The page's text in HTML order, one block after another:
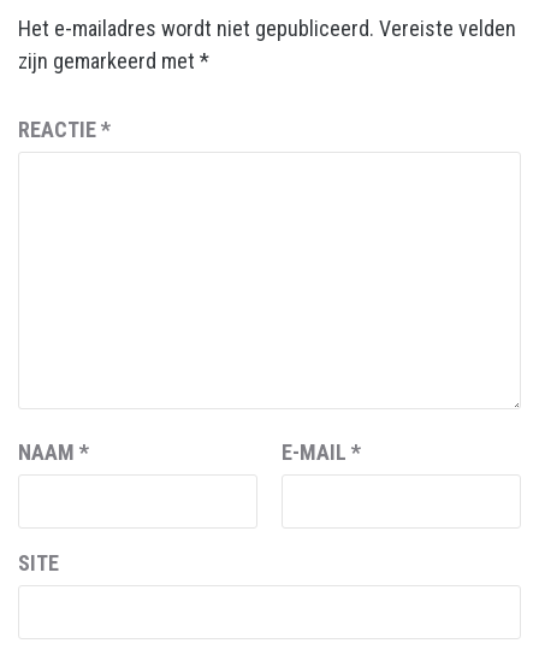
Het e-mailadres wordt niet gepubliceerd. Vereiste velden
zijn gemarkeerd met *
REACTIE*
NAAM * E-MAIL *
SITE